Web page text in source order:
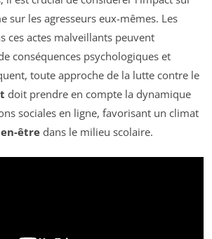
sur les agresseurs eux-mêmes. Les
ces actes malveillants peuvent
conséquences psychologiques et
toute approche de la lutte contre le
doit prendre en compte la dynamique
sociales en ligne, favorisant un climat
être dans le milieu scolaire.